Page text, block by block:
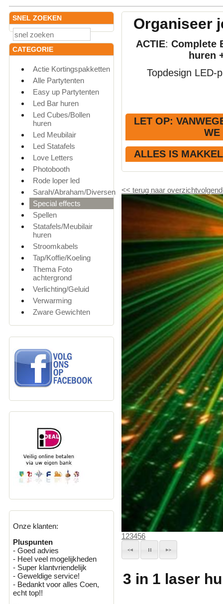
SNEL ZOEKEN
CATEGORIE
Actie Kortingspakketten
Alle Partytenten
Easy up Partytenten
Led Bar huren
Led Cubes/Bollen
huren
Led Meubilair
Led Statafels
Love Letters
Photobooth
Rode loper led
Sarah/Abraham/Diversen
Special effects
Spellen
Statafels/Meubilair
huren
Stroomkabels
Tap/Koffie/Koeling
Thema Foto
achtergrond
Verlichting/Geluid
Verwarming
Zware Gewichten
Onze klanten:
Pluspunten
- Goed advies
- Heel veel mogelijkheden
- Super klantvriendelijk
- Geweldige service!
- Bedankt voor alles Coen,
echt top!!
Organiseer
ACTIE: Complete
huren
Topdesign LED-
LET OP:
ALLES IS
<< terug naar overzicht
123456
3 in 1 laser